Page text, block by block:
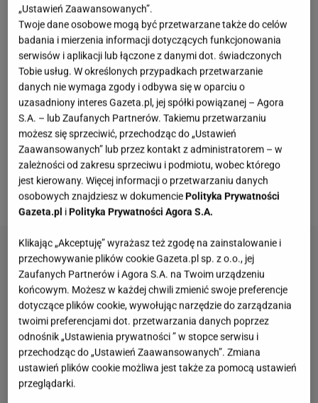
rozmowie zPomponikiem
było o niej głośno i nieustannie wdawała się w
konflikty z innymi celebrytami. Po jakimś czasie jej
"dolarsowe" życie znużyło widzów. Wygląda na to, że
Derpieński znów znalazła sposób na rozgłos.
razem twierdzi, że eks zostawił ją bez grosza, a w
lodówce ma zgniłe banany. Niedawno celebrytka
prosiła internautów o zbiórkę na zabawki i karmę dla
jej psa. Właśnie opublikowała oświadczenie w tej
sprawie.
„Ustawień Zaawansowanych”.
Twoje dane osobowe mogą być przetwarzane także do celów
badania i mierzenia informacji dotyczących funkcjonowania
serwisów i aplikacji lub łączone z danymi dot. świadczonych
Tobie usług. W określonych przypadkach przetwarzanie
danych nie wymaga zgody i odbywa się w oparciu o
uzasadniony interes Gazeta.pl, jej spółki powiązanej – Agora
S.A. – lub Zaufanych Partnerów. Takiemu przetwarzaniu
możesz się sprzeciwić, przechodząc do „Ustawień
Zaawansowanych” lub przez kontakt z administratorem – w
zależności od zakresu sprzeciwu i podmiotu, wobec którego
jest kierowany. Więcej informacji o przetwarzaniu danych
osobowych znajdziesz w dokumencie Polityka Prywatności
Gazeta.pl i Polityka Prywatności Agora S.A.
Klikając „Akceptuję” wyrażasz też zgodę na zainstalowanie i
przechowywanie plików cookie Gazeta.pl sp. z o.o., jej
Zaufanych Partnerów i Agora S.A. na Twoim urządzeniu
końcowym. Możesz w każdej chwili zmienić swoje preferencje
dotyczące plików cookie, wywołując narzędzie do zarządzania
twoimi preferencjami dot. przetwarzania danych poprzez
odnośnik „Ustawienia prywatności ” w stopce serwisu i
przechodząc do „Ustawień Zaawansowanych”. Zmiana
ustawień plików cookie możliwa jest także za pomocą ustawień
przeglądarki.